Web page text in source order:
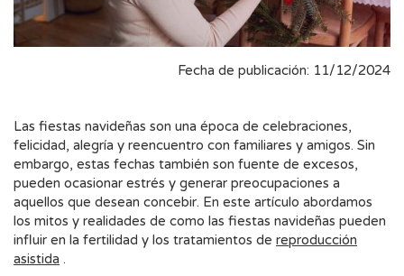
Fecha de publicación: 11/12/2024
Las fiestas navideñas son una época de celebraciones,
felicidad, alegría y reencuentro con familiares y amigos. Sin
embargo, estas fechas también son fuente de excesos,
pueden ocasionar estrés y generar preocupaciones a
aquellos que desean concebir. En este artículo abordamos
los mitos y realidades de como las fiestas navideñas pueden
influir en la fertilidad y los tratamientos de reproducción
asistida .